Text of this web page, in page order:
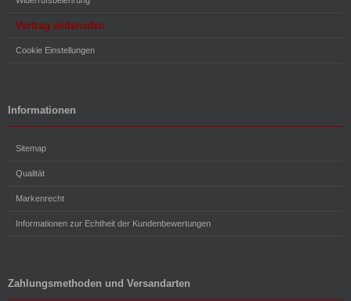
Vertrag widerrufen
Cookie Einstellungen
Informationen
Sitemap
Qualität
Markenrecht
Informationen zur Echtheit der Kundenbewertungen
Zahlungsmethoden und Versandarten